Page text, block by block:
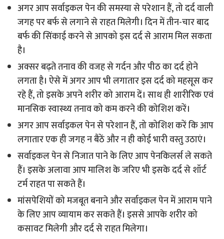
अगर आप सर्वाइकल पेन की समस्या से परेशान हैं, तो दर्द वाली
जगह पर बर्फ से लगाने से राहत मिलेगी। दिन में तीन-चार बाद
बर्फ की सिंकाई करने से आपको इस दर्द से आराम मिल सकता
है।
अक्सर बढ़ते तनाव की वजह से गर्दन और पीठ का दर्द होने
लगता है। ऐसे में अगर आप भी लगातार इस दर्द को महसूस कर
रहे हैं, तो इसके अपने शरीर को आराम दें। साथ ही शारीरिक एवं
मानसिक स्वास्थ्य तनाव को कम करने की कोशिश करें।
अगर आप सर्वाइकल पेन से परेशान हैं, तो कोशिश करें कि आप
लगातार एक ही जगह न बैठें और न ही कोई भारी वस्तु उठाएं।
सर्वाइकल पेन से निजात पाने के लिए आप पेनकिलर्स ले सकते
हैं। इसके अलावा आप मालिश के जरिए भी इसके दर्द से शॉर्ट
टर्म राहत पा सकते हैं।
मांसपेशियों को मजबूत बनाने और सर्वाइकल पेन में आराम पाने
के लिए आप व्यायाम कर सकते हैं। इससे आपके शरीर को
कसावट मिलेगी और दर्द से राहत मिलेगा।